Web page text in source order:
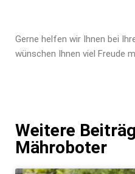
Gerne helfen wir Ihnen bei
wünschen Ihnen viel Freude
Weitere
Mähroboter